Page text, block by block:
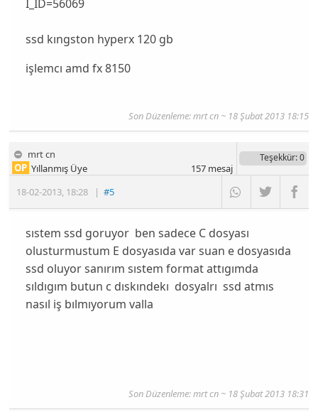
I_ID=56069
ssd kıngston hyperx 120 gb
işlemcı amd fx 8150
Son Düzenleme: mrt cn ~ 18 Şubat 2013 18:15
mrt cn
18-02-2013 18:28 |#5
OP Yıllanmış Üye
Teşekkür: 0
157mesaj
sıstem ssd goruyor ben sadece C dosyası
olusturmustum E dosyasıda var suan e dosyasıda
ssd oluyor sanırım sıstem format attıgımda
sıldıgım butun c dıskındekı dosyalrı ssd atmıs
nasıl iş bılmıyorum valla
Son Düzenleme: mrt cn ~ 18 Şubat 2013 18:31